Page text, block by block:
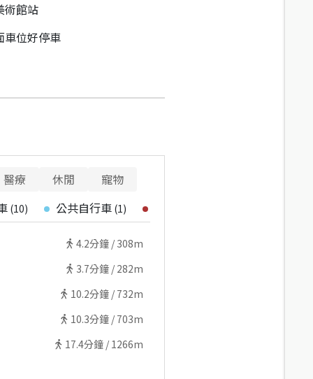
術館站
車位好停車
醫療 休閒
寵物
(10) 公共自行車 (1)
4.2分鐘 / 308m
3.7分鐘 / 282m
10.2分鐘 / 732m
10.3分鐘 / 703m
17.4分鐘 / 1266m